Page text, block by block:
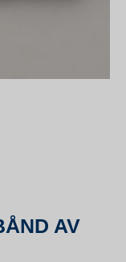
AV